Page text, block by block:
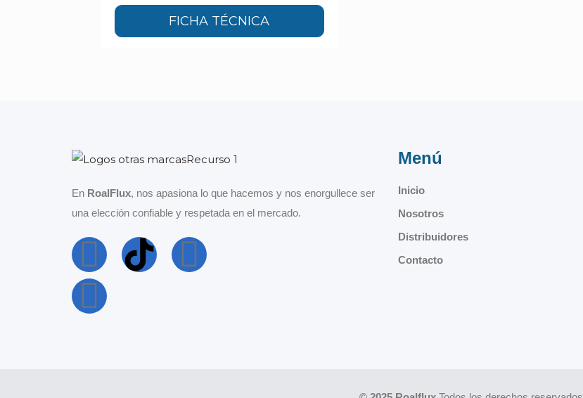
FICHA TÉCNICA
En RoalFlux, nos apasiona lo que hacemos y nos enorgullece ser
una elección confiable y respetada en el mercado.
Menú
Inicio
Nosotros
Distribuidores
Contacto